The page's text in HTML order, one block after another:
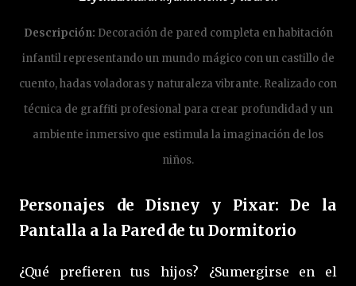
Descripción: Decoración de pared completa en habitación
infantil representando un mundo mágico con un castillo de
cuento, hadas voladoras y naturaleza vibrante. Realizado con
técnica de graffiti profesional para crear profundidad y un
ambiente inmersivo que estimula la imaginación de los
niños.
Personajes de Disney y Pixar: De la
Pantalla a la Pared de tu Dormitorio
¿Qué prefieren tus hijos? ¿Sumergirse en el